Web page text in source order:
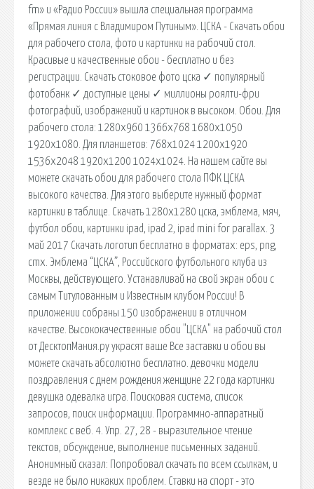
fm» и «Радио России» вышла специальная программа
«Прямая линия с Владимиром Путиным». ЦСКА - Скачать обои
для рабочего стола, фото и картинки на рабочий стол.
Красивые и качественные обои - бесплатно и без
регистрации. Скачать стоковое фото цска ✓ популярный
фотобанк ✓ доступные цены ✓ миллионы роялти-фри
фотографий, изображений и картинок в высоком. Обои. Для
рабочего стола: 1280x960 1366x768 1680x1050
1920x1080. Для планшетов: 768x1024 1200x1920
1536x2048 1920х1200 1024x1024. На нашем сайте вы
можете скачать обои для рабочего стола ПФК ЦСКА
высокого качества. Для этого выберите нужный формат
картинки в таблице. Скачать 1280x1280 цска, эмблема, мяч,
футбол обои, картинки ipad, ipad 2, ipad mini for parallax. 3
май 2017 Скачать логотип бесплатно в форматах: eps, png,
cmx. Эмблема “ЦСКА”, Российского футбольного клуба из
Москвы, действующего. Устанавливай на свой экран обои с
самым Титулованным и Известным клубом России! В
приложении собраны 150 изображении в отличном
качестве. Высококачественные обои "ЦСКА" на рабочий стол
от ДесктопМания.ру украсят ваше Все заставки и обои вы
можете скачать абсолютно бесплатно. девочки модели
поздравления с днем рождения женщине 22 года картинки
девушка одевалка игра. Поисковая сиcтема, список
запросов, поиск информации. Программно-аппаратный
комплекс с веб. 4. Упр. 27, 28 - выразительное чтение
текстов, обсуждение, выполнение письменных заданий.
Анонимный сказал: Попробовал скачать по всем ссылкам, и
везде не было никаких проблем. Ставки на спорт - это